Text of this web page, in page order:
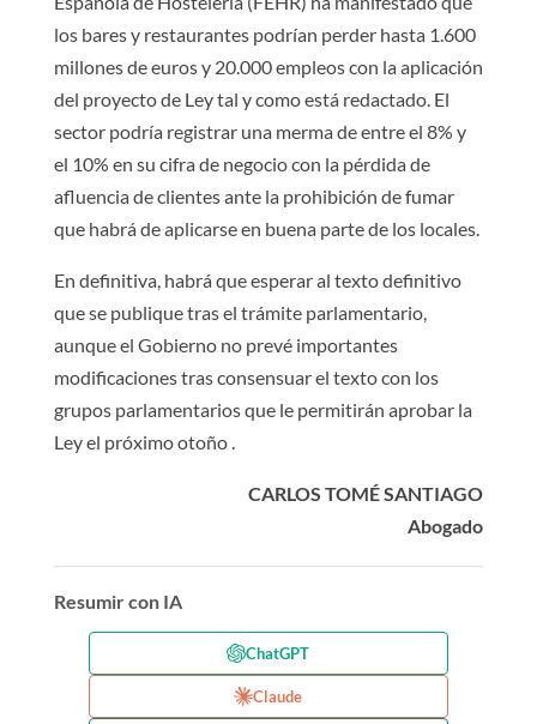
los bares y restaurantes podrían perder hasta 1.600
millones de euros y 20.000 empleos con la aplicación
del proyecto de Ley tal y como está redactado. El
sector podría registrar una merma de entre el 8% y
el 10% en su cifra de negocio con la pérdida de
afluencia de clientes ante la prohibición de fumar
que habrá de aplicarse en buena parte de los locales.
En definitiva, habrá que esperar al texto definitivo
que se publique tras el trámite parlamentario,
aunque el Gobierno no prevé importantes
modificaciones tras consensuar el texto con los
grupos parlamentarios que le permitirán aprobar la
Ley el próximo otoño .
CARLOS TOMÉ SANTIAGO
Abogado
Resumir con IA
ChatGPT
Claude